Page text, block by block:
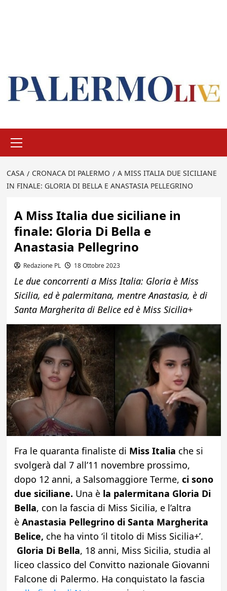
principale
CASA CRONACA DI PALERMO
A MISS ITALIA DUE SICILIANE
IN FINALE: GLORIA DI BELLA E ANASTASIA PELLEGRINO
A Miss Italia due siciliane in
finale: Gloria Di Bella e
Anastasia Pellegrino
Redazione PL 18 Ottobre 2023
Le due concorrenti a Miss Italia: Gloria è Miss
Sicilia, ed è palermitana, mentre Anastasia, è di
Santa Margherita di Belice ed è Miss Sicilia+
Fra le quaranta finaliste di Miss Italia che si
svolgerà dal 7 all’11 novembre prossimo,
dopo 12 anni, a Salsomaggiore Terme, ci sono
due siciliane. Una è la palermitana Gloria Di
Bella, con la fascia di Miss Sicilia, e l’altra
è Anastasia Pellegrino di Santa Margherita
Belice, che ha vinto ‘il titolo di Miss Sicilia+’.
Gloria Di Bella, 18 anni, Miss Sicilia, studia al
liceo classico del Convitto nazionale Giovanni
Falcone di Palermo. Ha conquistato la fascia